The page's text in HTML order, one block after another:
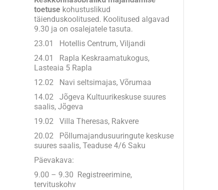
toetuse kohustuslikud
täienduskoolitused. Koolitused algavad
9.30 ja on osalejatele tasuta.
23.01 Hotellis Centrum, Viljandi
24.01 Rapla Keskraamatukogus,
Lasteaia 5 Rapla
12.02 Navi seltsimajas, Võrumaa
14.02 Jõgeva Kultuurikeskuse suures
saalis, Jõgeva
19.02 Villa Theresas, Rakvere
20.02 Põllumajandusuuringute keskuse
suures saalis, Teaduse 4/6 Saku
Päevakava:
9.00 – 9.30 Registreerimine,
tervituskohv